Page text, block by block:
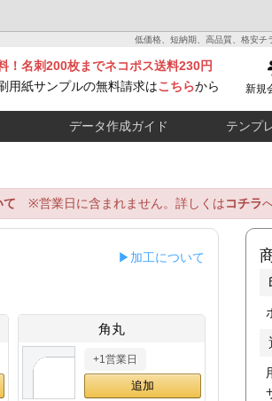
低価格、短納期、高品質、格安チ
新規
！名刺200枚までネコポス送料230円
用紙サンプルの無料請求はこちらから
データ作成ガイド テンプ
て ※営業日に含まれません。詳しくはコチラ
▶加工について
角丸
+1営業日